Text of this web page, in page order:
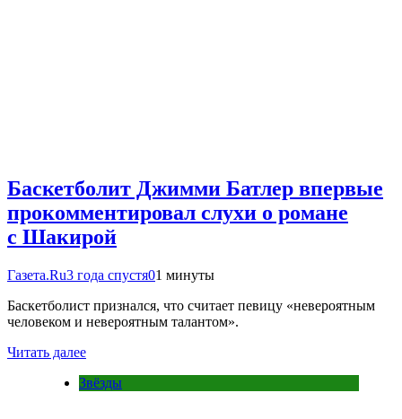
Баскетболит Джимми Батлер впервые
прокомментировал слухи о романе
с Шакирой
Газета.Ru3 года спустя01 минуты
Баскетболист признался, что считает певицу «невероятным
человеком и невероятным талантом».
Читать далее
Звёзды